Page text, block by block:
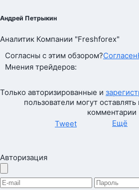
Андрей Петрыкин
Аналитик Компании "Freshforex"
Согласны с этим обзором?Согласен
Мнения трейдеров:
Только авторизированные и
пользователи могут
комментарии
Tweet
Ещё
Авторизация